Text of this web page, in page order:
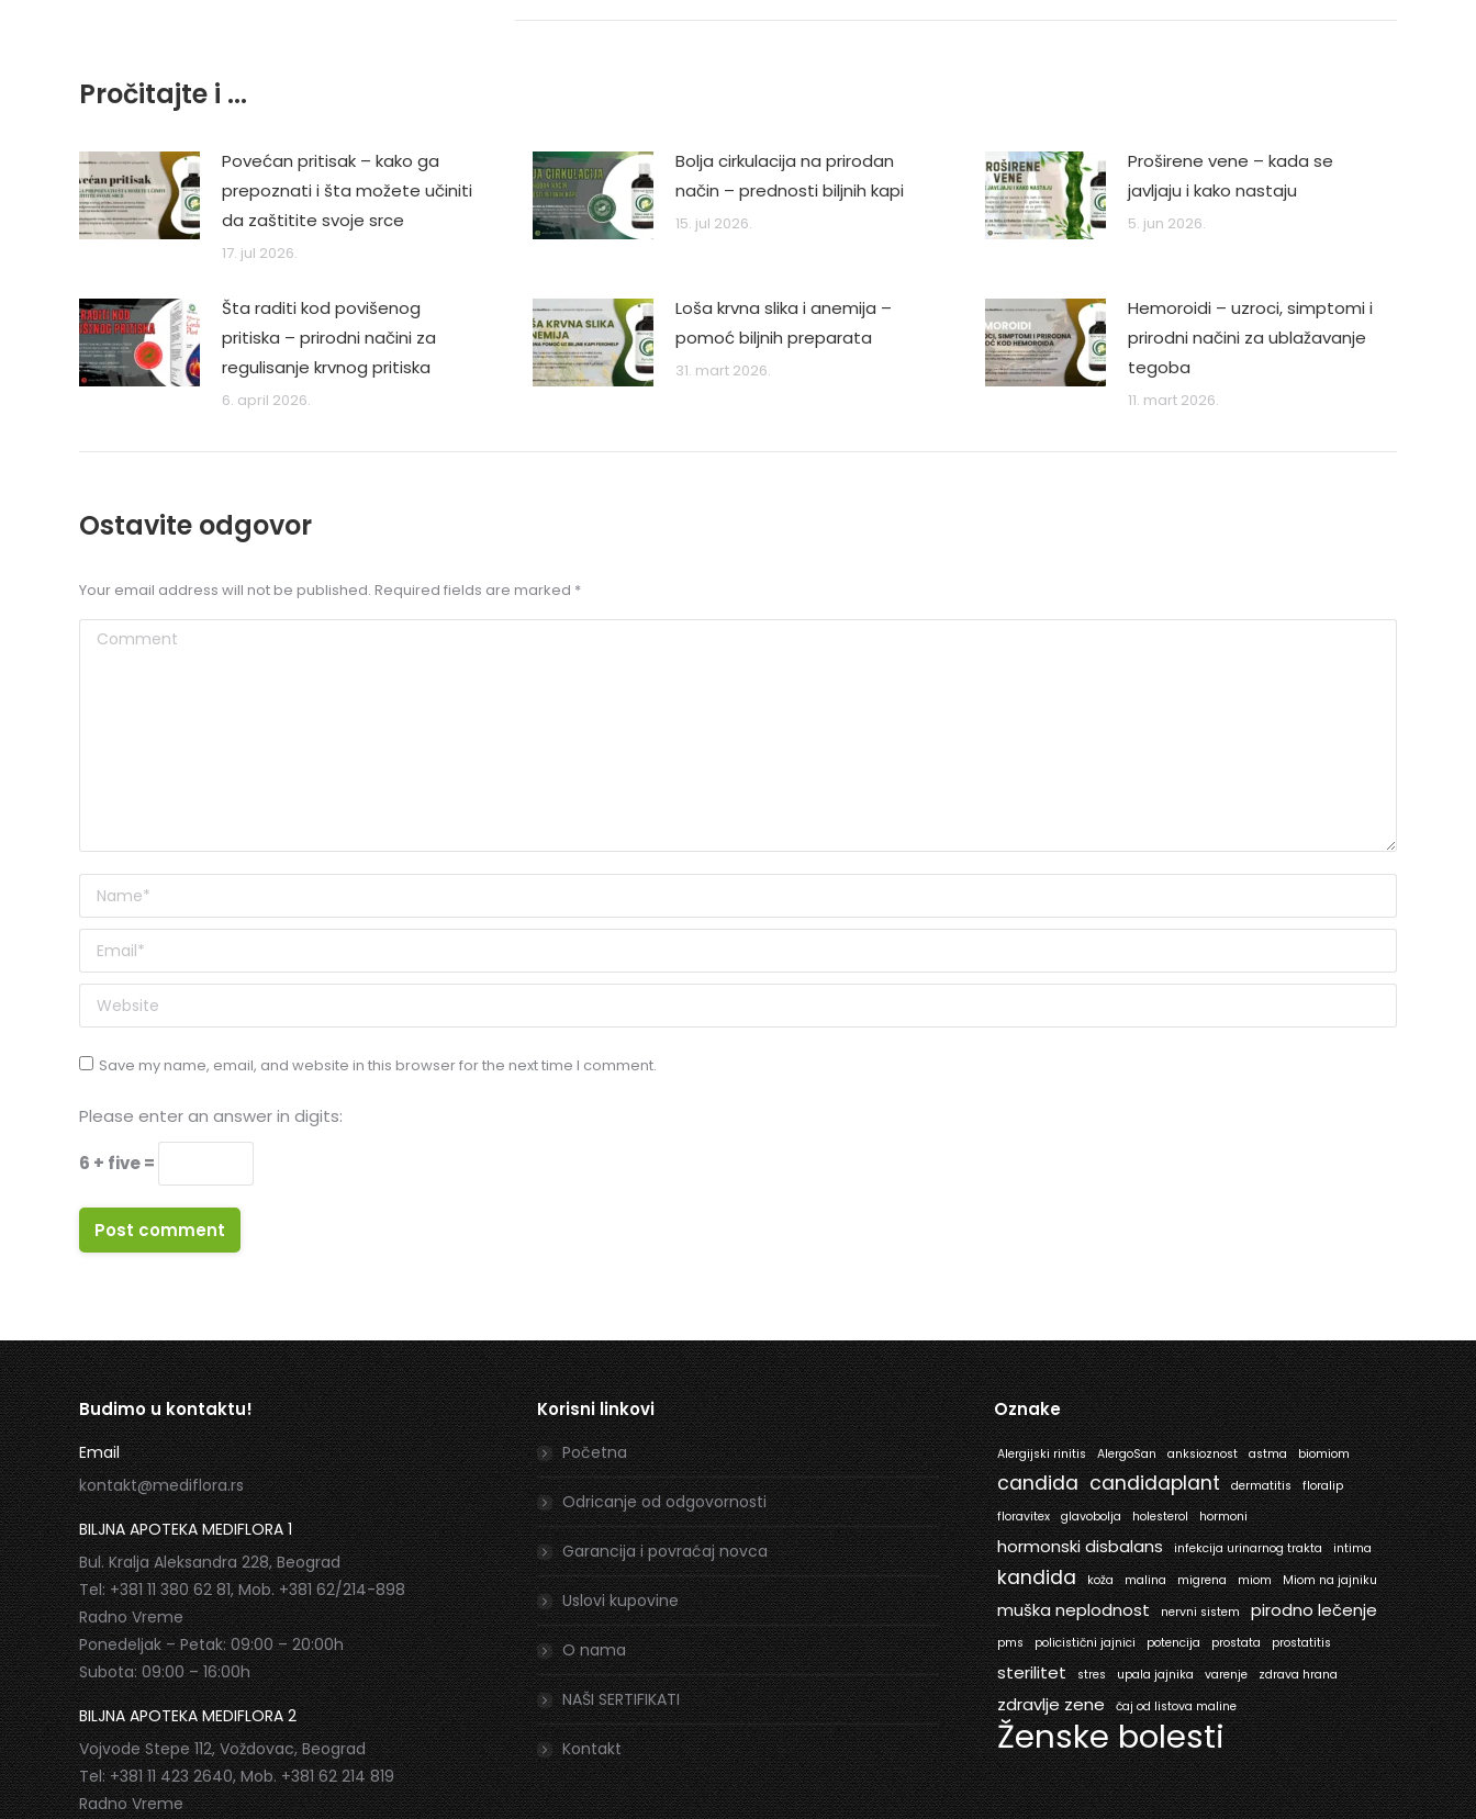
Pročitajte i ...
Povećan pritisak – kako ga
prepoznati i šta možete učiniti
da zaštitite svoje srce
17. jul 2026.
Bolja cirkulacija na prirodan
način – prednosti biljnih kapi
15. jul 2026.
Proširene vene – kada se
javljaju i kako nastaju
5. jun 2026.
Šta raditi kod povišenog
pritiska – prirodni načini za
regulisanje krvnog pritiska
6. april 2026.
Loša krvna slika i anemija –
pomoć biljnih preparata
31. mart 2026.
Hemoroidi – uzroci, simptomi i
prirodni načini za ublažavanje
tegoba
11. mart 2026.
Ostavite odgovor
Your email address will not be published. Required fields are marked *
Comment
Name *
Email *
Website
Save my name, email, and website in this browser for the next time I comment.
Please enter an answer in digits:
6 + five =
Post comment
Budimo u kontaktu!
Email
kontakt@mediflora.rs
BILJNA APOTEKA MEDIFLORA 1
Bul. Kralja Aleksandra 228, Beograd
Tel: +381 11 380 62 81, Mob. +381 62/214-898
Radno Vreme
Ponedeljak – Petak: 09:00 – 20:00h
Subota: 09:00 – 16:00h
BILJNA APOTEKA MEDIFLORA 2
Vojvode Stepe 112, Voždovac, Beograd
Tel: +381 11 423 2640, Mob. +381 62 214 819
Radno Vreme
Korisni linkovi
Početna
Odricanje od odgovornosti
Garancija i povraćaj novca
Uslovi kupovine
O nama
NAŠI SERTIFIKATI
Kontakt
Oznake
Alergijski rinitis AlergoSan anksioznost astma biomiom
candida candidaplant dermatitis
floralip
floravitex
glavobolja holesterol hormoni
hormonski disbalans infekcija urinarnog trakta intima
kandida koža malina migrena miom Miom na jajniku
muška neplodnost nervni sistem pirodno lečenje
pms policistični jajnici potencija prostata prostatitis
sterilitet stres upala jajnika varenje zdrava hrana
zdravlje zene čaj od listova maline
Ženske bolesti